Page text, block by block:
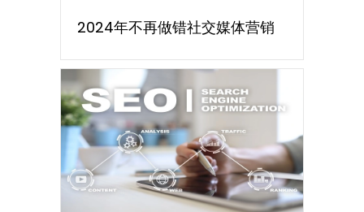
2024年不再做错社交媒体营销